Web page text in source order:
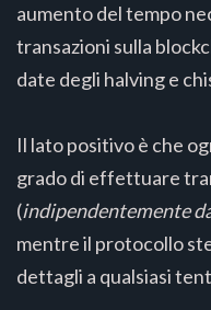
aumento del tempo
transazioni sulla
date degli halving e
Il lato positivo è che
grado di effettuare
(indipendentemente
mentre il protocollo
dettagli a qualsiasi